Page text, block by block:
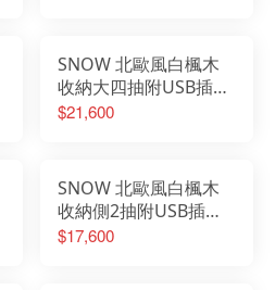
SNOW 北歐風白楓木
收納大四抽附USB插座
6尺雙人加大床組
$21,600
SNOW 北歐風白楓木
收納側2抽附USB插座6
尺雙人加大床組
$17,600